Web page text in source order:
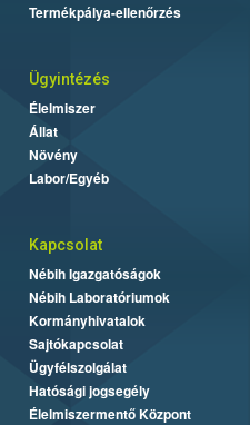
Termékpálya-ellenőrzés
Ügyintézés
Élelmiszer
Állat
Növény
Labor/Egyéb
Kapcsolat
Nébih Igazgatóságok
Nébih Laboratóriumok
Kormányhivatalok
Sajtókapcsolat
Ügyfélszolgálat
Hatósági jogsegély
Élelmiszermentő Központ